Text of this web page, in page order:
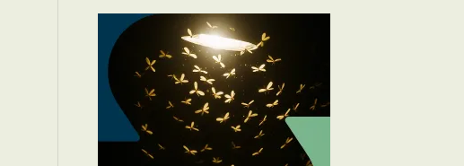
Mosquitos
Percevejo de Cama
Pulgas e Carrapatos
Ratos
Sanitização